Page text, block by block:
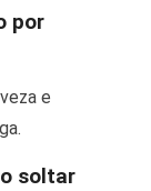
por
e
soltar